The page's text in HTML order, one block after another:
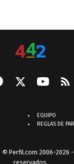
EQUIPO
REGLAS DE
| © Perfil.com 2006-2026
reservados.